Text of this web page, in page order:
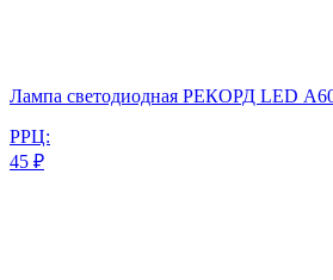
Лампа светодиодная РЕКОРД LED
РРЦ:
45 ₽